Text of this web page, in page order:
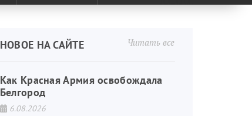
Читать все
НОВОЕ НА САЙТЕ
Как Красная Армия освобождала
Белгород
6.08.2026